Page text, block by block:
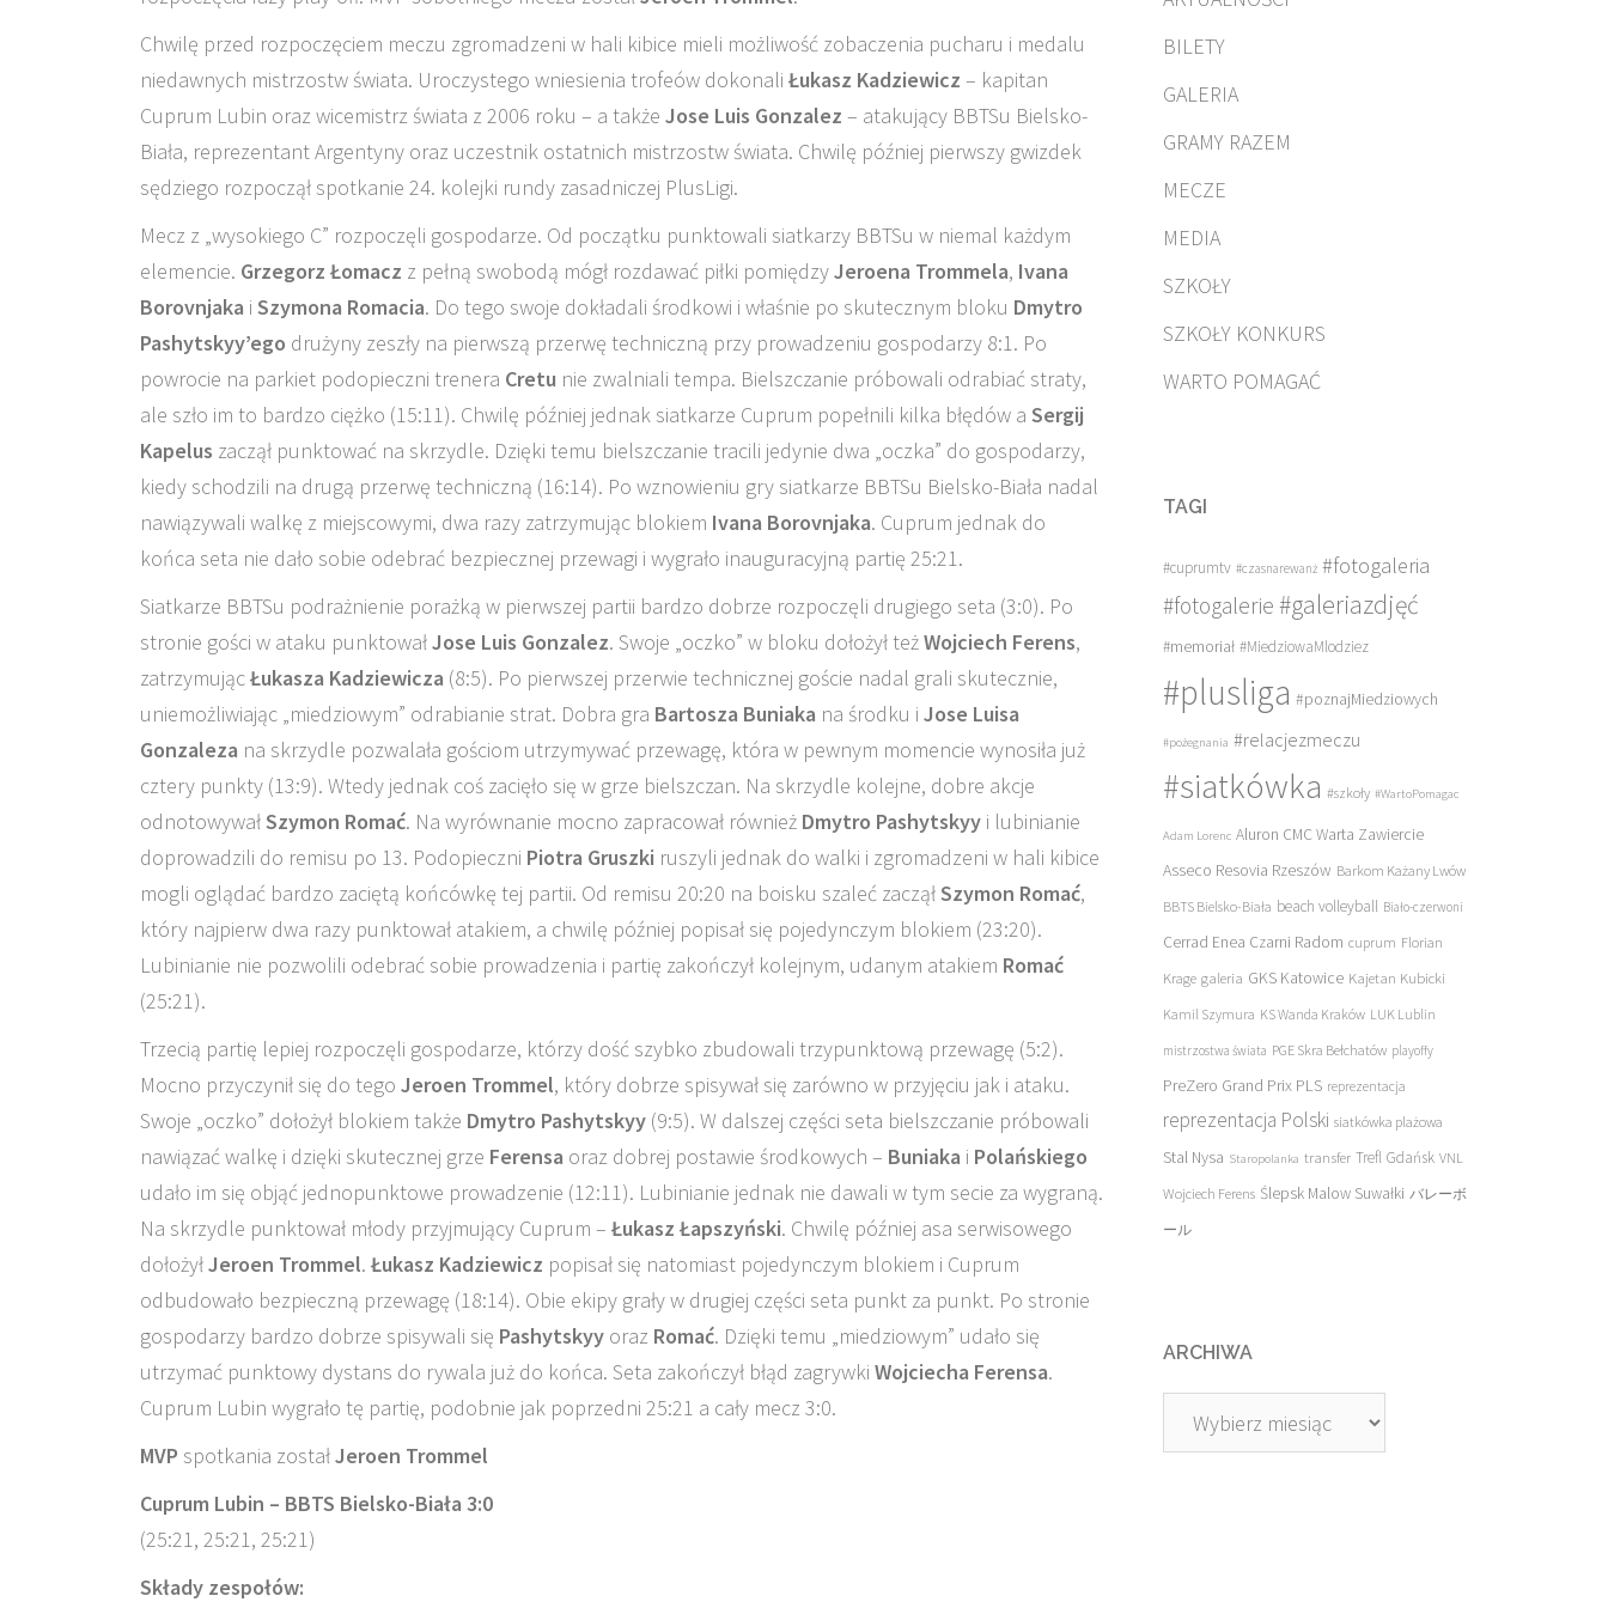
Chwilę przed rozpoczęciem meczu zgromadzeni w hali kibice mieli możliwość zobaczenia pucharu i medalu
niedawnych mistrzostw świata. Uroczystego wniesienia trofeów dokonali Łukasz Kadziewicz – kapitan
Cuprum Lubin oraz wicemistrz świata z 2006 roku – a także Jose Luis Gonzalez – atakujący BBTSu Bielsko-
Biała, reprezentant Argentyny oraz uczestnik ostatnich mistrzostw świata. Chwilę później pierwszy gwizdek
sędziego rozpoczął spotkanie 24. kolejki rundy zasadniczej PlusLigi.
Mecz z „wysokiego C” rozpoczęli gospodarze. Od początku punktowali siatkarzy BBTSu w niemal każdym
elemencie. Grzegorz Łomacz z pełną swobodą mógł rozdawać piłki pomiędzyJeroena Trommela, Ivana
Borovnjaka i Szymona Romacia. Do tego swoje dokładali środkowi i właśnie po skutecznym bloku Dmytro
Pashytskyy’ego drużyny zeszły na pierwszą przerwę techniczną przy prowadzeniu gospodarzy 8:1. Po
powrocie na parkiet podopieczni trenera Cretu nie zwalniali tempa. Bielszczanie próbowali odrabiać straty,
ale szło im to bardzo ciężko (15:11). Chwilę później jednak siatkarze Cuprum popełnili kilka błędów a Sergij
Kapelus zaczął punktować na skrzydle. Dzięki temu bielszczanie tracili jedynie dwa „oczka” do gospodarzy,
kiedy schodzili na drugą przerwę techniczną (16:14). Po wznowieniu gry siatkarze BBTSu Bielsko-Biała nadal
nawiązywali walkę z miejscowymi, dwa razy zatrzymując blokiem Ivana Borovnjaka. Cuprum jednak do
końca seta nie dało sobie odebrać bezpiecznej przewagi i wygrało inauguracyjną partię 25:21.
Siatkarze BBTSu podrażnienie porażką w pierwszej partii bardzo dobrze rozpoczęli drugiego seta (3:0). Po
stronie gości w ataku punktowałJose Luis Gonzalez. Swoje „oczko” w bloku dołożył teżWojciech Ferens,
zatrzymującŁukasza Kadziewicza (8:5). Po pierwszej przerwie technicznej goście nadal grali skutecznie,
uniemożliwiając „miedziowym” odrabianie strat. Dobra gra Bartosza Buniaka na środku i Jose Luisa
Gonzaleza na skrzydle pozwalała gościom utrzymywać przewagę, która w pewnym momencie wynosiła już
cztery punkty (13:9). Wtedy jednak coś zacięło się w grze bielszczan. Na skrzydle kolejne, dobre akcje
odnotowywałSzymon Romać. Na wyrównanie mocno zapracował również Dmytro Pashytskyy i lubinianie
doprowadzili do remisu po 13. Podopieczni Piotra Gruszki ruszyli jednak do walki i zgromadzeni w hali kibice
mogli oglądać bardzo zaciętą końcówkę tej partii. Od remisu 20:20 na boisku szaleć zacząłSzymon Romać,
który najpierw dwa razy punktował atakiem, a chwilę później popisał się pojedynczym blokiem (23:20).
Lubinianie nie pozwolili odebrać sobie prowadzenia i partię zakończył kolejnym, udanym atakiem Romać
(25:21).
Trzecią partię lepiej rozpoczęli gospodarze, którzy dość szybko zbudowali trzypunktową przewagę (5:2).
Mocno przyczynił się do tego Jeroen Trommel, który dobrze spisywał się zarówno w przyjęciu jak i ataku.
Swoje „oczko” dołożył blokiem także Dmytro Pashytskyy (9:5). W dalszej części seta bielszczanie próbowali
nawiązać walkę i dzięki skutecznej grze Ferensa oraz dobrej postawie środkowych – Buniaka i Polańskiego
udało im się objąć jednopunktowe prowadzenie (12:11). Lubinianie jednak nie dawali w tym secie za wygraną.
Na skrzydle punktował młody przyjmujący Cuprum – Łukasz Łapszyński. Chwilę później asa serwisowego
dołożyłJeroen Trommel. Łukasz Kadziewicz popisał się natomiast pojedynczym blokiem i Cuprum
odbudowało bezpieczną przewagę (18:14). Obie ekipy grały w drugiej części seta punkt za punkt. Po stronie
gospodarzy bardzo dobrze spisywali się Pashytskyy oraz Romać. Dzięki temu „miedziowym” udało się
utrzymać punktowy dystans do rywala już do końca. Seta zakończył błąd zagrywki Wojciecha Ferensa.
Cuprum Lubin wygrało tę partię, podobnie jak poprzedni 25:21 a cały mecz 3:0.
MVP spotkania zostałJeroen Trommel
Cuprum Lubin – BBTS Bielsko-Biała 3:0
(25:21, 25:21, 25:21)
Składy zespołów:
BILETY
GALERIA
GRAMY RAZEM
MECZE
MEDIA
SZKOŁY
SZKOŁY KONKURS
WARTO POMAGAĆ
TAGI
#cuprumtv #czasnarewanż #fotogaleria
#fotogalerie #galeriazdjęć
#memoriał #MiedziowaMlodziez
#plusliga #poznajMiedziowych
#pożegnania #relacjezmeczu
#siatkówka #szkoły #WartoPomagac
Adam Lorenc Aluron CMC Warta Zawiercie
Asseco Resovia Rzeszów Barkom Każany Lwów
BBTS Bielsko-Biała beach volleyball Biało-czerwoni
Cerrad Enea Czarni Radom cuprum Florian
Krage galeria GKS Katowice Kajetan Kubicki
Kamil Szymura KS Wanda Kraków LUK Lublin
mistrzostwa świata PGE Skra Bełchatów playoffy
PreZero Grand Prix PLS reprezentacja
reprezentacja Polski siatkówka plażowa
Stal Nysa Staropolanka transfer Trefl Gdańsk VNL
Wojciech Ferens Ślepsk Malow Suwałki バレーボ
ール
ARCHIWA
Archiwa